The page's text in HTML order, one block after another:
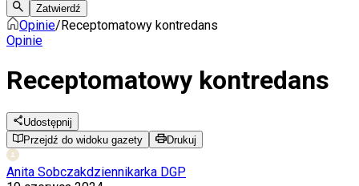
Zatwierdź
Opinie/Receptomatowy kontredans
Opinie
Receptomatowy kontredans
Udostępnij
Przejdź do widoku gazety
Drukuj
Anita Sobczakdziennikarka DGP